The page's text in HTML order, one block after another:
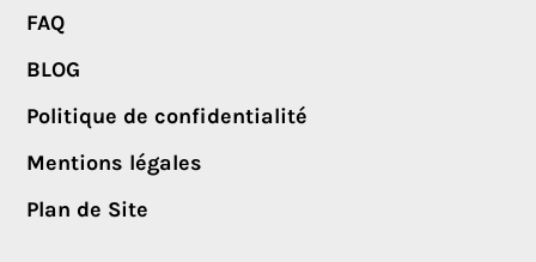
FAQ
BLOG
Politique de confidentialité
Mentions légales
Plan de Site